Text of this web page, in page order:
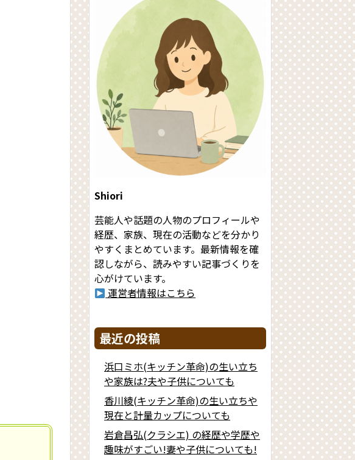
Shiori
芸能人や話題の人物のプロフィールや
経歴、家族、現在の活動などを分かり
やすくまとめています。最新情報を確
認しながら、読みやすい記事づくりを
心がけています。
運営者情報はこちら
最近の投稿
浜口ミホ(キッチン革命)の生い立ち
や家族は?夫や子供についても
香川綾(キッチン革命)の生い立ちや
現在と計量カップについても
岩倉昌弘(クラシエ) の経歴や学歴や
趣味がすごい!妻や子供についても!